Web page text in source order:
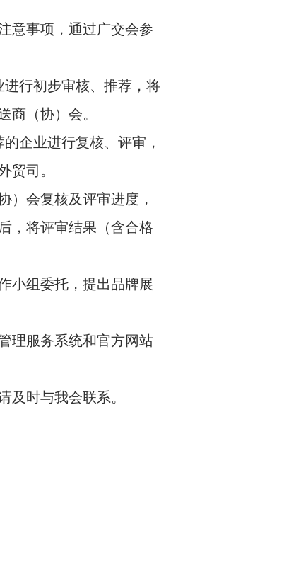
意事项，通过广交会参
行初步审核、推荐，将
商（协）会。
企业进行复核、评审，
贸司。
）会复核及评审进度，
，将评审结果（含合格
小组委托，提出品牌展
理服务系统和官方网站
及时与我会联系。